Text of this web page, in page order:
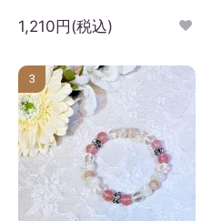
月 火 水 木
9 10 12
14 15 16 18
21 22 23 24 25 26
28 29 30
1,210円(税込)
3